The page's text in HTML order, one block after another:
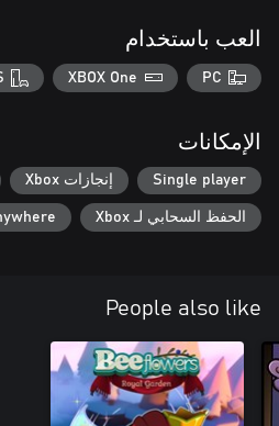
العب باستخدام
PC
XBOX One
الإمكانات
Single player إنجازات Xbox
الحفظ السحابي لـ Xbox
People also like